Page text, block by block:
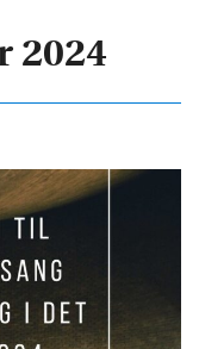
2024